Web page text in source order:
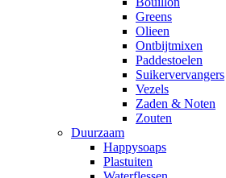
Greens
Olieen
Ontbijtmixen
Paddestoelen
Suikervervangers
Vezels
Zaden & Noten
Zouten
Duurzaam
Happysoaps
Plastuiten